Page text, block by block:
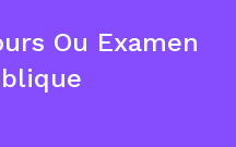
Ou Examen